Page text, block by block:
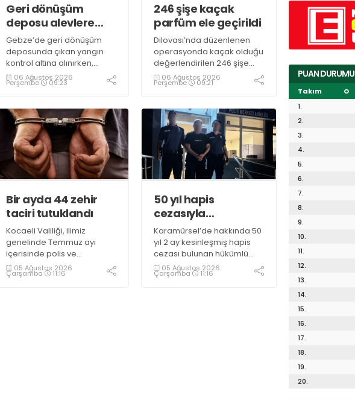
Geri dönüşüm
deposu alevlere
teslim oldu
Gebze’de geri dönüşüm
deposunda çıkan yangın
kontrol altına alınırken,
duman sebebiyle TEM ve
D100 Karayolu’nda göz gözü
06 Ağustos 2026
Perşembe 09:23
246 şişe kaçak
parfüm ele geçirildi
Dilovası’nda düzenlenen
operasyonda kaçak olduğu
değerlendirilen 246 şişe
parfüm ele geçirildi
06 Ağustos 2026
Perşembe 09:21
Bir ayda 44 zehir
taciri tutuklandı
Kocaeli Valiliği, ilimiz
genelinde Temmuz ayı
içerisinde polis ve
jandarma ekiplerince
uyuşturucu ile mücadele
05 Ağustos 2026
Çarşamba 11:16
50 yıl hapis
cezasıyla
aranıyordu,
yakalandı
Karamürsel’de hakkında 50
yıl 2 ay kesinleşmiş hapis
cezası bulunan hükümlü
operasyonla gözaltına
alındı
05 Ağustos 2026
Çarşamba 11:16
PUAN DURUMU
Takım O
1.
2.
3.
4.
5.
6.
7.
8.
9.
10.
11.
12.
13.
14.
15.
16.
17.
18.
19.
20.